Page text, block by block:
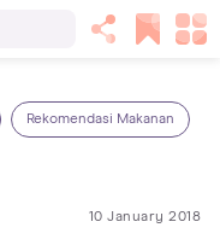
Rekomendasi Makanan
10 January 2018